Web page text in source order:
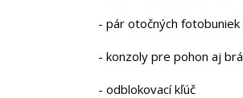
- pár otočných fotobuniek
- konzoly pre pohon aj
- odblokovací kľúč